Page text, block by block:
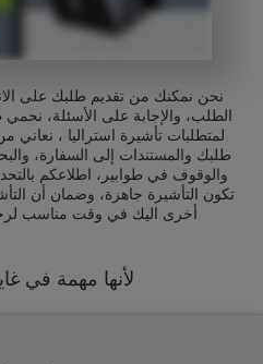
نحن نمكنك من تقديم طلبك على
الطلب، والإجابة على الأسئلة،
لمتطلبات تأشيرة استراليا ، نعاني
طلبك والمستندات إلى السفارة،
والوقوف في طوابير، اطلاعكم
تكون التأشيرة جاهزة، وضمان أن
أخرى اليك في وقت مناسب
لأنها مهمة في